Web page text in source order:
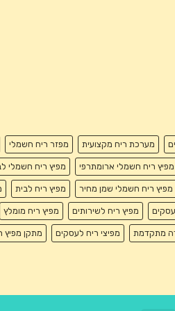
מערכת ריח מקצועית מפזר ריח חשמלי
מפיץ ריח חשמלי ארומתרפי מפיץ ריח חשמלי
מפיץ ריח חשמלי שמן מחיר מפיץ ריח לבית
מפיץ ריח לשירותים מפיץ ריח מומלץ
מתקדמת מפיצי ריח לעסקים מתקן מפיץ